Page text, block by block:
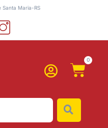
Santa Maria-RS
0